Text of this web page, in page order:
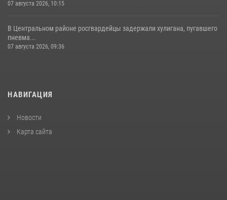
07 августа 2026, 10:15
В Центральном районе росгвардейцы задержали хулигана, пугавшего
пневма...
07 августа 2026, 09:36
НАВИГАЦИЯ
Новости
Карта сайта